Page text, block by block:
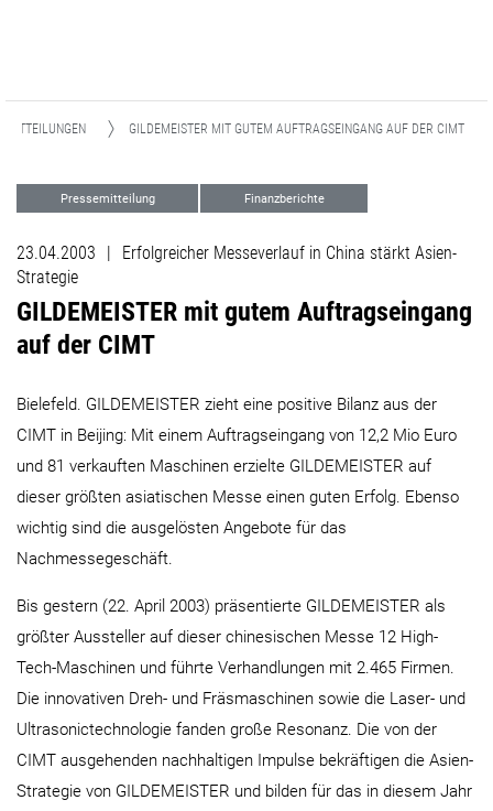
GILDEMEISTER MIT GUTEM AUFTRAGSEINGANG AUF DER CIMT
Pressemitteilung Finanzberichte
23.04.2003 |
Erfolgreicher Messeverlauf in China stärkt Asien-
Strategie
GILDEMEISTER mit gutem Auftragseingang
auf der CIMT
Bielefeld. GILDEMEISTER zieht eine positive Bilanz aus der
CIMT in Beijing: Mit einem Auftragseingang von 12,2 Mio Euro
und 81 verkauften Maschinen erzielte GILDEMEISTER auf
dieser größten asiatischen Messe einen guten Erfolg. Ebenso
wichtig sind die ausgelösten Angebote für das
Nachmessegeschäft.
Bis gestern (22. April 2003) präsentierte GILDEMEISTER als
größter Aussteller auf dieser chinesischen Messe 12 High-
Tech-Maschinen und führte Verhandlungen mit 2.465 Firmen.
Die innovativen Dreh- und Fräsmaschinen sowie die Laser- und
Ultrasonictechnologie fanden große Resonanz. Die von der
CIMT ausgehenden nachhaltigen Impulse bekräftigen die Asien-
Strategie von GILDEMEISTER und bilden für das in diesem Jahr